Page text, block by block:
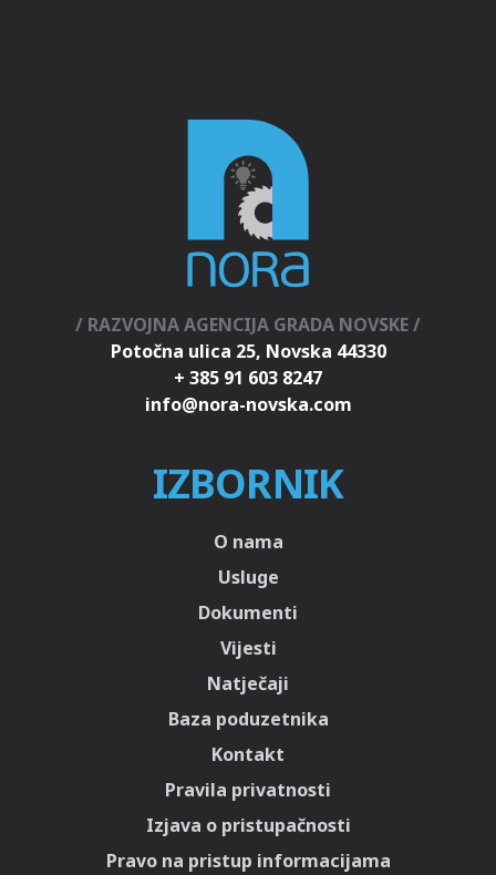
/ RAZVOJNA AGENCIJA GRADA NOVSKE /
Potočna ulica 25, Novska 44330
+ 385 91 603 8247
IZBORNIK
O nama
Usluge
Dokumenti
Vijesti
Natječaji
Baza poduzetnika
Kontakt
Pravila privatnosti
Izjava o pristupačnosti
Pravo na pristup informacijama